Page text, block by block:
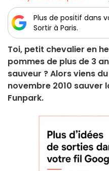
Plus de positif dans
Sortir à Paris.
Toi, petit chevalier en
pommes de plus de 3
sauveur ? Alors viens
novembre 2010 sauver
Funpark.